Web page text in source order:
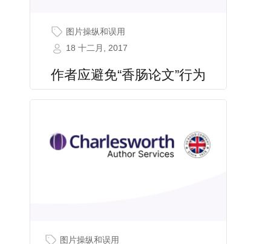
图片操纵和误用
18 十二月, 2017
作者应避免“香肠论文”行为
图片操纵和误用